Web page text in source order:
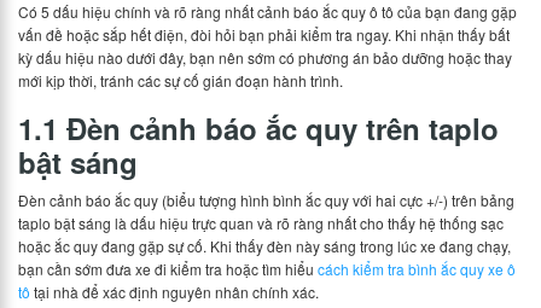
Có 5 dấu hiệu chính và rõ ràng nhất cảnh báo ắc quy ô tô của bạn đang gặp
vấn đề hoặc sắp hết điện, đòi hỏi bạn phải kiểm tra ngay. Khi nhận thấy bất
kỳ dấu hiệu nào dưới đây, bạn nên sớm có phương án bảo dưỡng hoặc thay
mới kịp thời, tránh các sự cố gián đoạn hành trình.
1.1 Đèn cảnh báo ắc quy trên taplo
bật sáng
Đèn cảnh báo ắc quy (biểu tượng hình bình ắc quy với hai cực +/-) trên bảng
taplo bật sáng là dấu hiệu trực quan và rõ ràng nhất cho thấy hệ thống sạc
hoặc ắc quy đang gặp sự cố. Khi thấy đèn này sáng trong lúc xe đang chạy,
bạn cần sớm đưa xe đi kiểm tra hoặc tìm hiểu cách kiểm tra bình ắc quy xe ô
tô tại nhà để xác định nguyên nhân chính xác.